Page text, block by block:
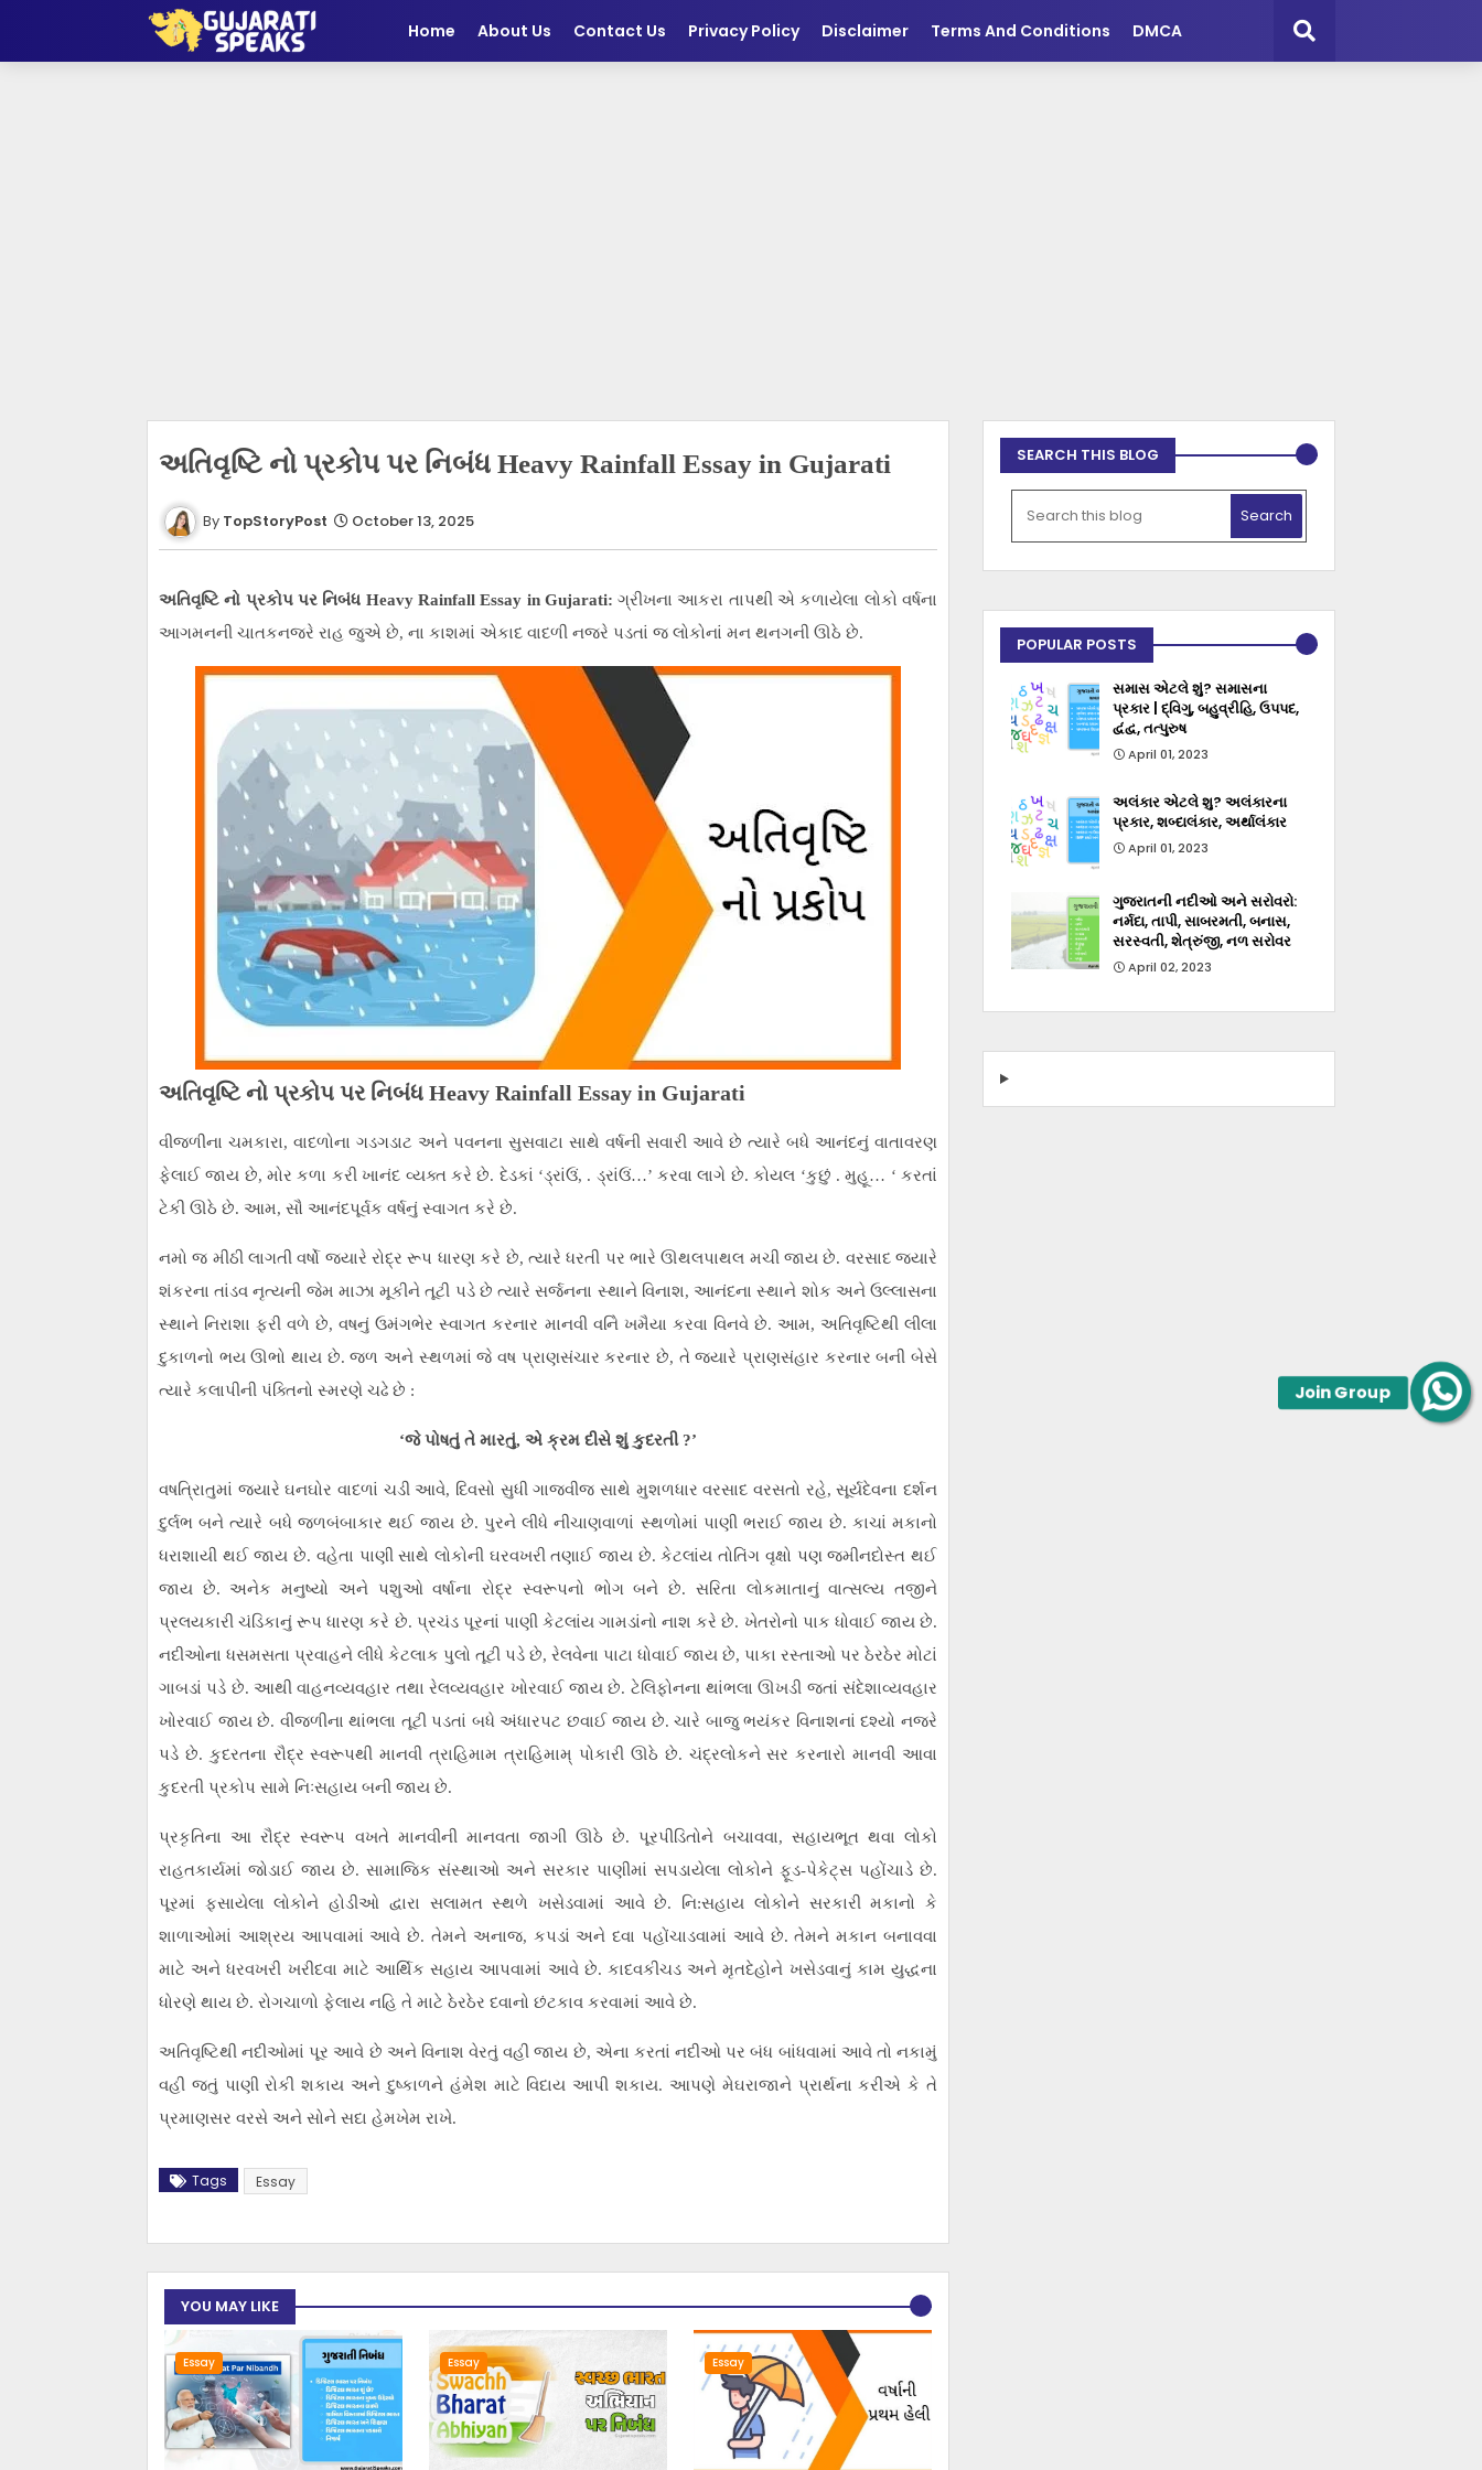
Home About Us Contact Us Privacy Policy Disclaimer Terms And Conditions DMCA
અતિવૃષ્ટિ નો પ્રકોપ પર નિબંધ Heavy Rainfall Essay in Gujarati
TopStoryPost October 13, 2025
અતિવૃષ્ટિ નો પ્રકોપ પર નિબંધ Heavy Rainfall Essay in Gujarati: ગ્રીખના આકરા તાપથી એ કળાયેલા લોકો વર્ષના
આગમનની ચાતકનજરે રાહ જુએ છે, ના કાશમાં એકાદ વાદળી નજરે પડતાં જ લોકોનાં મન થનગની ઊઠે છે.
અતિવૃષ્ટિ નો પ્રકોપ પર નિબંધ Heavy Rainfall Essay in Gujarati
વીજળીના ચમકારા, વાદળોના ગડગડાટ અને પવનના સુસવાટા સાથે વર્ષની સવારી આવે છે ત્યારે બધે આનંદનું વાતાવરણ
ફેલાઈ જાય છે, મોર કળા કરી ખાનંદ વ્યક્ત કરે છે. દેડકાં ‘ડ્રાંઉં, . ડ્રાંઉં…’ કરવા લાગે છે. કોયલ ‘કુછું . મુહૂ… ‘ કરતાં
ટેકી ઊઠે છે. આમ, સૌ આનંદપૂર્વક વર્ષનું સ્વાગત કરે છે.
નમો જ મીઠી લાગતી વર્ષો જ્યારે રોદ્ર રૂપ ધારણ કરે છે, ત્યારે ધરતી પર ભારે ઊથલપાથલ મચી જાય છે. વરસાદ જ્યારે
શંકરના તાંડવ નૃત્યની જેમ માઝા મૂકીને તૂટી પડે છે ત્યારે સર્જનના સ્થાને વિનાશ, આનંદના સ્થાને શોક અને ઉલ્લાસના
સ્થાને નિરાશા ફરી વળે છે, વષનું ઉમંગભેર સ્વાગત કરનાર માનવી વનેિ ખમૈયા કરવા વિનવે છે. આમ, અતિવૃષ્ટિથી લીલા
દુકાળનો ભય ઊભો થાય છે. જળ અને સ્થળમાં જે વષ પ્રાણસંચાર કરનાર છે, તે જ્યારે પ્રાણસંહાર કરનાર બની બેસે
ત્યારે કલાપીની પંક્તિનો સ્મરણે ચઢે છે :
‘જે પોષતું તે મારતું, એ ક્રમ દીસે શું કુદરતી ?’
વષત્રિાતુમાં જ્યારે ઘનઘોર વાદળાં ચડી આવે, દિવસો સુધી ગાજવીજ સાથે મુશળધાર વરસાદ વરસતો રહે, સૂર્યદેવના દર્શન
દુર્લભ બને ત્યારે બધે જળબંબાકાર થઈ જાય છે. પુરને લીધે નીચાણવાળાં સ્થળોમાં પાણી ભરાઈ જાય છે. કાચાં મકાનો
ધરાશાયી થઈ જાય છે. વહેતા પાણી સાથે લોકોની ઘરવખરી તણાઈ જાય છે. કેટલાંય તોતિંગ વૃક્ષો પણ જમીનદોસ્ત થઈ
જાય છે. અનેક મનુષ્યો અને પશુઓ વર્ષાના રોદ્ર સ્વરૂપનો ભોગ બને છે. સરિતા લોકમાતાનું વાત્સલ્ય તજીને
પ્રલયકારી ચંડિકાનું રૂપ ધારણ કરે છે. પ્રચંડ પૂરનાં પાણી કેટલાંય ગામડાંનો નાશ કરે છે. ખેતરોનો પાક ધોવાઈ જાય છે.
નદીઓના ધસમસતા પ્રવાહને લીધે કેટલાક પુલો તૂટી પડે છે, રેલવેના પાટા ધોવાઈ જાય છે, પાકા રસ્તાઓ પર ઠેરઠેર મોટાં
ગાબડાં પડે છે. આથી વાહનવ્યવહાર તથા રેલવ્યવહાર ખોરવાઈ જાય છે. ટેલિફોનના થાંભલા ઊખડી જતાં સંદેશાવ્યવહાર
ખોરવાઈ જાય છે. વીજળીના થાંભલા તૂટી પડતાં બધે અંધારપટ છવાઈ જાય છે. ચારે બાજુ ભયંકર વિનાશનાં દશ્યો નજરે
પડે છે. કુદરતના રૌદ્ર સ્વરૂપથી માનવી ત્રાહિમામ ત્રાહિમામ્ પોકારી ઊઠે છે. ચંદ્રલોકને સર કરનારો માનવી આવા
કુદરતી પ્રકોપ સામે નિઃસહાય બની જાય છે.
પ્રકૃતિના આ રૌદ્ર સ્વરૂપ વખતે માનવીની માનવતા જાગી ઊઠે છે. પૂરપીડિતોને બચાવવા, સહાયભૂત થવા લોકો
રાહતકાર્યમાં જોડાઈ જાય છે. સામાજિક સંસ્થાઓ અને સરકાર પાણીમાં સપડાયેલા લોકોને ફૂડ-પેકેટ્સ પહોંચાડે છે.
પૂરમાં ફસાયેલા લોકોને હોડીઓ દ્વારા સલામત સ્થળે ખસેડવામાં આવે છે. નિ:સહાય લોકોને સરકારી મકાનો કે
શાળાઓમાં આશ્રય આપવામાં આવે છે. તેમને અનાજ, કપડાં અને દવા પહોંચાડવામાં આવે છે. તેમને મકાન બનાવવા
માટે અને ધરવખરી ખરીદવા માટે આર્થિક સહાય આપવામાં આવે છે. કાદવકીચડ અને મૃતદેહોને ખસેડવાનું કામ યુદ્ધના
ધોરણે થાય છે. રોગચાળો ફેલાય નહિ તે માટે ઠેરઠેર દવાનો છંટકાવ કરવામાં આવે છે.
અતિવૃષ્ટિથી નદીઓમાં પૂર આવે છે અને વિનાશ વેરતું વહી જાય છે, એના કરતાં નદીઓ પર બંધ બાંધવામાં આવે તો નકામું
વહી જતું પાણી રોકી શકાય અને દુષ્કાળને હંમેશ માટે વિદાય આપી શકાય. આપણે મેઘરાજાને પ્રાર્થના કરીએ કે તે
પ્રમાણસર વરસે અને સોને સદા હેમખેમ રાખે.
Tags Essay
YOU MAY LIKE
Essay Essay Essay
SEARCH THIS BLOG
POPULAR POSTS
સમાસ એટલે શું? સમાસના
પ્રકાર | દ્વિગુ, બહુવ્રીહિ, ઉપપદ,
દ્વંદ્વ, તત્પુરુષ
April 01, 2023
અલંકાર એટલે શુ? અલંકારના
પ્રકાર, શબ્દાલંકાર, અર્થાલંકાર
April 01, 2023
ગુજરાતની નદીઓ અને સરોવરો:
નર્મદા, તાપી, સાબરમતી, બનાસ,
સરસ્વતી, શેત્રુંજી, નળ સરોવર
April 02, 2023
Join Group